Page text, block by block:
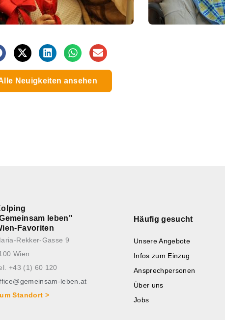
Neuigkeiten ansehen
leben"
Favoriten
Rekker-Gasse 9
Wien
+43 (1) 60 120
leben.at
Standort >
Häufig gesucht
Unsere Angebote
Infos zum Einzug
Ansprechpersonen
Über uns
Jobs